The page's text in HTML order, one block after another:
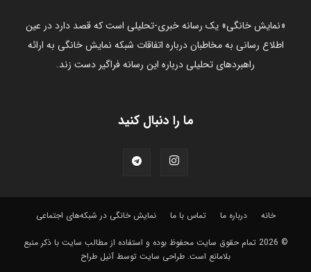
«نمایش خانگی» یک رسانه خبری-تحلیلی است که قصد دارد در عین
اطلاع رسانی به مخاطبان درباره اتفاقات شبکه نمایش خانگی به ارائه
راهبردهای تحلیلی درباره این رسانه فراگیر دست زند.
ما را دنبال کنید
خانه درباره ما تماس با ما نمایش خانگی در شبکه‌های اجتماعی
© 2026 تمام حقوق سایت محفوظ بوده و استفاده از مطالب سايت با ذکر منبع
بلامانع است. طراحی سایت توسط آنیل طراح